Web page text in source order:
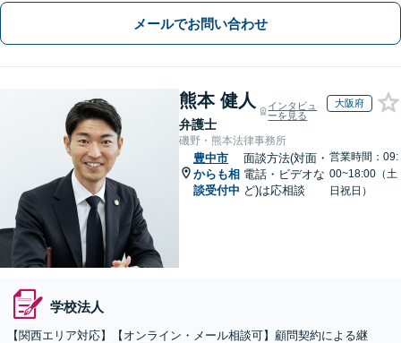
メールでお問い合わせ
熊本 健人
弁護士
インタビュ
ーを見る
大阪府
磯野・熊本法律事務所
豊中市
からも相
談受付中
面談方法(対面・
電話・ビデオな
ど)は応相談
営業時間：09:
00~18:00（土
日祝日）
学校法人
【関西エリア対応】【オンライン・メール相談可】顧問契約による継